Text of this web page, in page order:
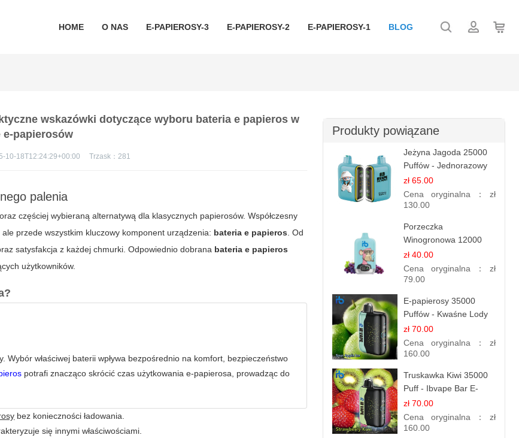
HOME O NAS E-PAPIEROSY-3 E-PAPIEROSY-2 E-PAPIEROSY-1 BLOG
wskazówki dotyczące wyboru bateria e papieros w
e-papierosów
10-18T12:24:29+00:00 Trzask： 281
palenia
częściej wybieraną alternatywą dla klasycznych papierosów. Współczesny
przede wszystkim kluczowy komponent urządzenia: bateria e papieros . Od
satysfakcja z każdej chmurki. Odpowiednio dobrana bateria e papieros
użytkowników.
Wybór właściwej baterii wpływa bezpośrednio na komfort, bezpieczeństwo
potrafi znacząco skrócić czas użytkowania e-papierosa, prowadząc do
bez konieczności ładowania.
się innymi właściwościami.
Produkty powiązane
Jeżyna Jagoda 25000
Puffów - Jednorazowy
E-papierosy | Smak
Leśnych Owoców
zł 65.00
Cena oryginalna： zł
130.00
Porzeczka
Winogronowa 12000
Puffów | Jednorazowy
E-papieros | Owocowy
Miks
zł 40.00
Cena oryginalna： zł
79.00
E-papierosy 35000
Puffów - Kwaśne Lody
Jabłkowe |
Orzeźwiający Smak
zł 70.00
Cena oryginalna： zł
160.00
Truskawka Kiwi 35000
Puff - Ibvape Bar E-
papierosy Jednorazowy
zł 70.00
Cena oryginalna： zł
160.00